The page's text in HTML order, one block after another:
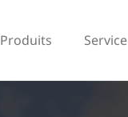
Produits Service